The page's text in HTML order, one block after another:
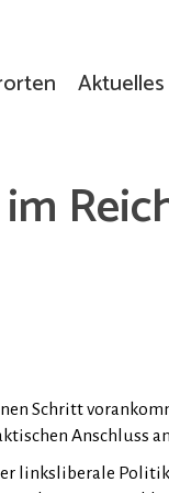
Aktuelles
Schritt
Anschluss
linksliberale